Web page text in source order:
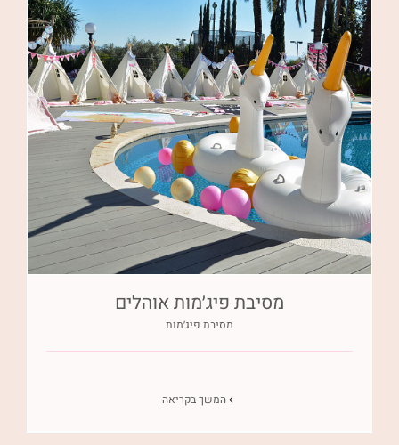
מסיבת פיג׳מות אוהלים
מסיבת פיג׳מות
המשך בקריאה